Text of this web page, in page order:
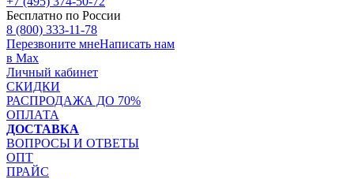
Бесплатно по России
8 (800) 333-11-78
Перезвоните мнеНаписать нам
в Max
Личный кабинет
СКИДКИ
РАСПРОДАЖА ДО 70%
ОПЛАТА
ДОСТАВКА
ВОПРОСЫ И ОТВЕТЫ
ОПТ
ПРАЙС